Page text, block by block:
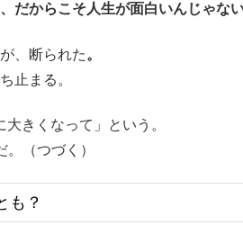
だからこそ人生が面白いんじゃな
、断られた。
止まる。
きくなって」という。
（つづく）
も？